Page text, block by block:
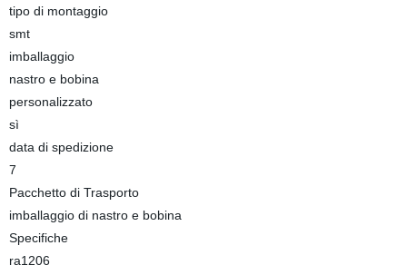
tipo di montaggio
smt
imballaggio
nastro e bobina
personalizzato
sì
data di spedizione
7
Pacchetto di Trasporto
imballaggio di nastro e bobina
Specifiche
ra1206